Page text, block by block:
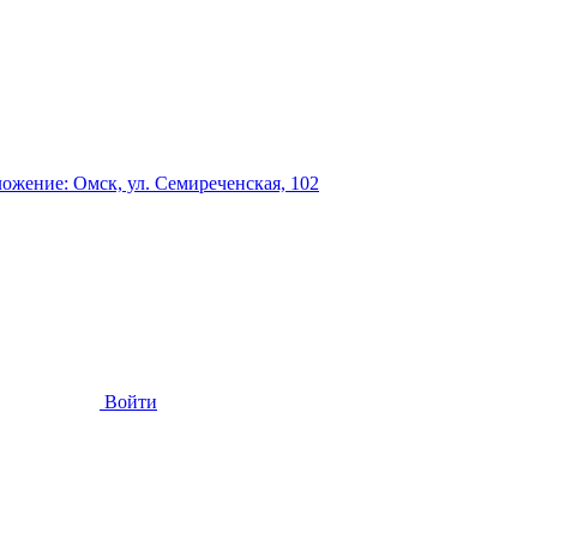
Омск, ул. Семиреченская, 102
Войти